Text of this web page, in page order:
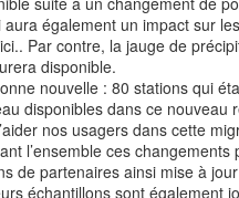
aura également un impact sur
Par contre, la jauge de
disponible.
nouvelle : 80 stations qui
disponibles dans ce nouveau
nos usagers dans cette
l’ensemble ces
de partenaires ainsi mise à
échantillons sont également